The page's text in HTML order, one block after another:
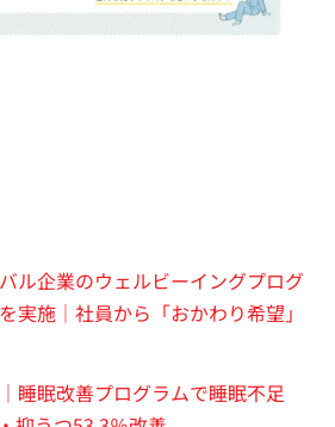
ル企業のウェルビーイングプログ
実施｜社員から「おかわり希望」
睡眠改善プログラムで睡眠不足